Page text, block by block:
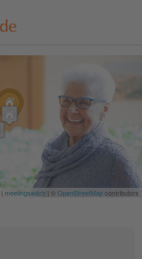
| meetingswitch | ©OpenStreetMapcontributors